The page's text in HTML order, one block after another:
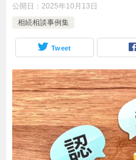
公開日： 2025年10月13日
相続相談事例集
Tweet